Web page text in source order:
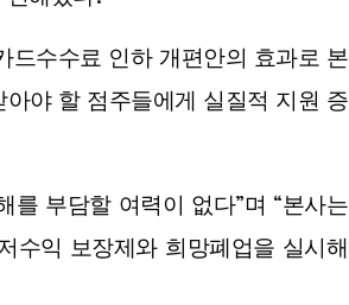
드수수료 인하 개편안의 효과로 본
야 할 점주들에게 실질적 지원 증
를 부담할 여력이 없다”며 “본사는
수익 보장제와 희망폐업을 실시해